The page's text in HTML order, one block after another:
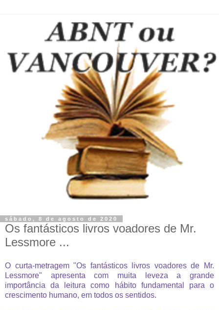
sábado, 8 de agosto de 2020
Os fantásticos livros voadores de Mr.
Lessmore ...
O curta-metragem "Os fantásticos livros voadores de Mr.
Lessmore" apresenta com muita leveza a grande
importância da leitura como hábito fundamental para o
crescimento humano, em todos os sentidos.